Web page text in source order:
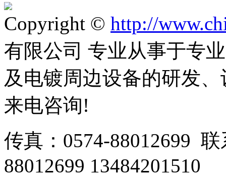
Copyright © http://
有限公司 专业从事于专
及电镀周边设备的研发
来电咨询!
传真：0574-88012699
88012699 13484201510